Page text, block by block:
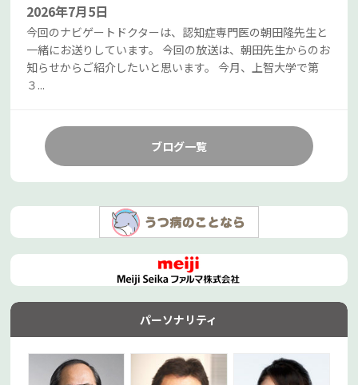
2026年7月5日
今回のナビゲートドクターは、認知症専門医の朝田隆先生と
一緒にお送りしています。 今回の放送は、朝田先生からのお
知らせからご紹介したいと思います。 今月、上智大学で第
３...
ブログ一覧
パーソナリティ